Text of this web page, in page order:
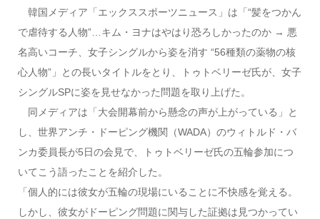
韓国メディア「エックススポーツニュース」は「“髪をつかん
で虐待する人物”…キム・ヨナはやはり恐ろしかったのか → 悪
名高いコーチ、女子シングルから姿を消す “56種類の薬物の核
心人物”」との長いタイトルをとり、トゥトベリーゼ氏が、女子
シングルSPに姿を見せなかった問題を取り上げた。
同メディアは「大会開幕前から懸念の声が上がっている」と
し、世界アンチ・ドーピング機関（WADA）のウィトルド・バ
ンカ委員長が5日の会見で、トゥトベリーゼ氏の五輪参加につ
いてこう語ったことを紹介した。
「個人的には彼女が五輪の現場にいることに不快感を覚える。
しかし、彼女がドーピング問題に関与した証拠は見つかってい